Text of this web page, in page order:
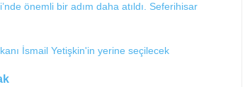
önemli bir adım daha atıldı. Seferihisar